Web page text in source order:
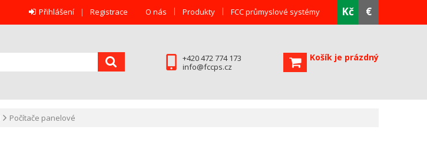
Kč €
O nás Produkty FCC průmyslové systémy
Přihlášení Registrace
Košík je prázdný
+420 472 774 173
info@fccps.cz
Počítače panelové